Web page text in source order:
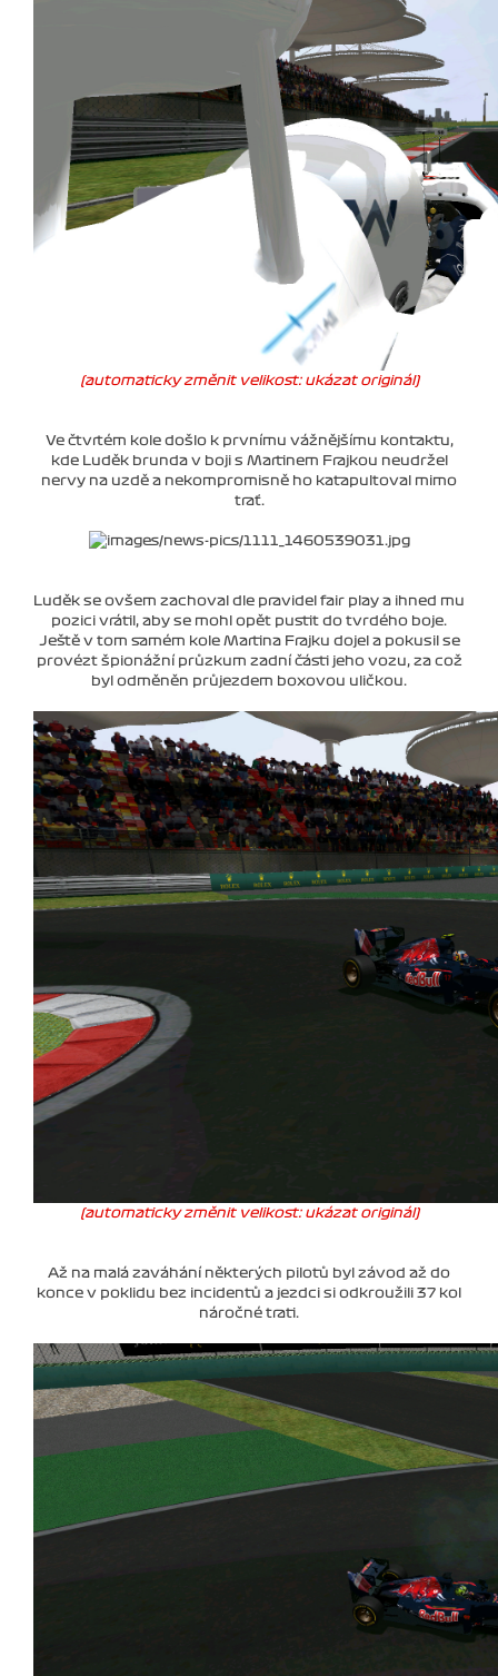
(automaticky změnit velikost: ukázat originál)
Ve čtvrtém kole došlo k prvnímu vážnějšímu kontaktu,
kde Luděk brunda v boji s Martinem Frajkou neudržel
nervy na uzdě a nekompromisně ho katapultoval mimo
trať.
Luděk se ovšem zachoval dle pravidel fair play a ihned mu
pozici vrátil, aby se mohl opět pustit do tvrdého boje.
Ještě v tom samém kole Martina Frajku dojel a pokusil se
provézt špionážní průzkum zadní části jeho vozu, za což
byl odměněn průjezdem boxovou uličkou.
(automaticky změnit velikost: ukázat originál)
Až na malá zaváhání některých pilotů byl závod až do
konce v poklidu bez incidentů a jezdci si odkroužili 37 kol
náročné trati.